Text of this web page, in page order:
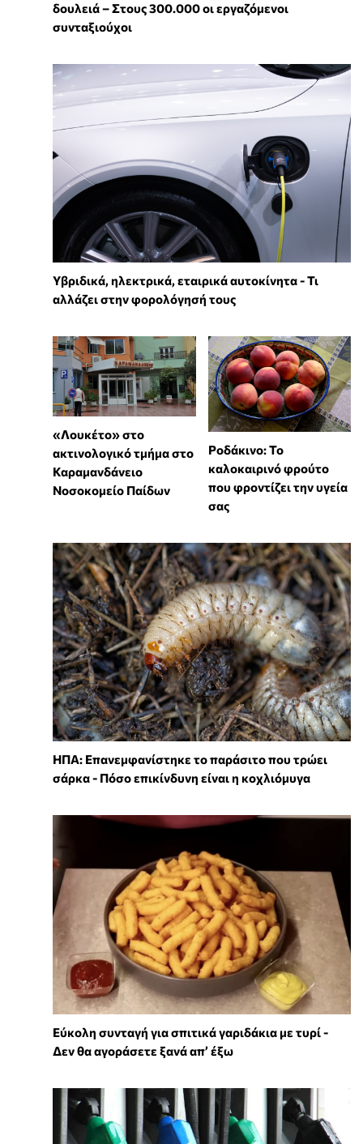
δουλειά – Στους 300.000 οι εργαζόμενοι
συνταξιούχοι
Υβριδικά, ηλεκτρικά, εταιρικά αυτοκίνητα - Τι
αλλάζει στην φορολόγησή τους
«Λουκέτο» στο
ακτινολογικό τμήμα στο
Καραμανδάνειο
Νοσοκομείο Παίδων
Ροδάκινο: Το
καλοκαιρινό φρούτο
που φροντίζει την υγεία
σας
ΗΠΑ: Επανεμφανίστηκε το παράσιτο που τρώει
σάρκα - Πόσο επικίνδυνη είναι η κοχλιόμυγα
Εύκολη συνταγή για σπιτικά γαριδάκια με τυρί -
Δεν θα αγοράσετε ξανά απ’ έξω